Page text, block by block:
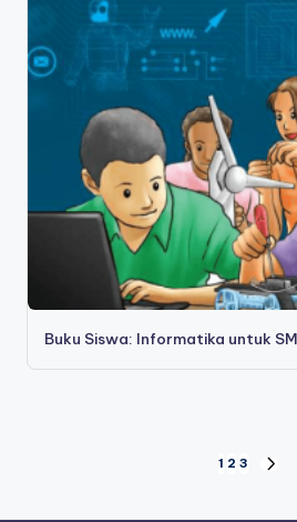
Buku Siswa: Informatika untuk
1 2 3